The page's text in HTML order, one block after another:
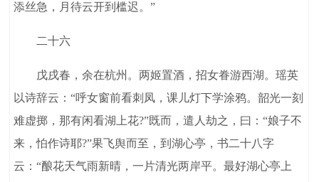
添丝急，月待云开到槛迟。”
二十六
戊戌春，余在杭州。两姬置酒，招女眷游西湖。瑶英
以诗辞云：“呼女窗前看刺凤，课儿灯下学涂鸦。韶光一刻
难虚掷，那有闲看湖上花?”既而，遣人劫之，曰：“娘子不
来，怕作诗耶?”果飞舆而至，到湖心亭，书二十八字
云：“酿花天气雨新晴，一片清光两岸平。最好湖心亭上